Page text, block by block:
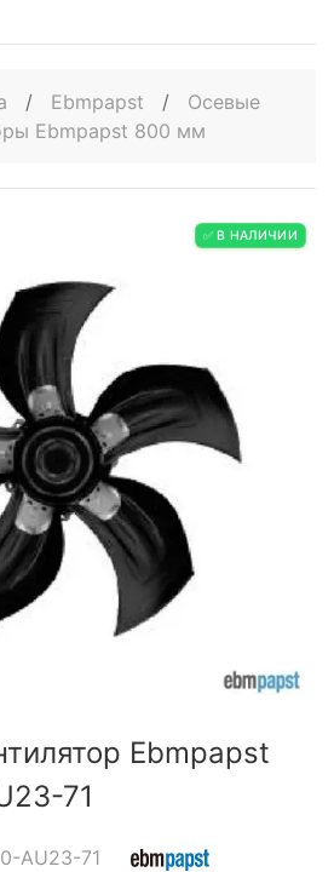
/ Ebmpapst /
Осевые
Ebmpapst 800 мм
✅ В НАЛИЧИИ
Ebmpapst
71
AU23-71